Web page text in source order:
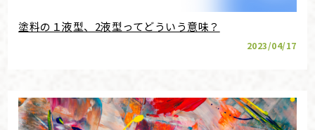
塗料の１液型、2液型ってどういう意味？
2023/04/17